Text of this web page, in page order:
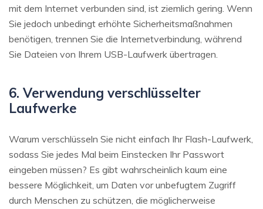
mit dem Internet verbunden sind, ist ziemlich gering. Wenn
Sie jedoch unbedingt erhöhte Sicherheitsmaßnahmen
benötigen, trennen Sie die Internetverbindung, während
Sie Dateien von Ihrem USB-Laufwerk übertragen.
6. Verwendung verschlüsselter
Laufwerke
Warum verschlüsseln Sie nicht einfach Ihr Flash-Laufwerk,
sodass Sie jedes Mal beim Einstecken Ihr Passwort
eingeben müssen? Es gibt wahrscheinlich kaum eine
bessere Möglichkeit, um Daten vor unbefugtem Zugriff
durch Menschen zu schützen, die möglicherweise